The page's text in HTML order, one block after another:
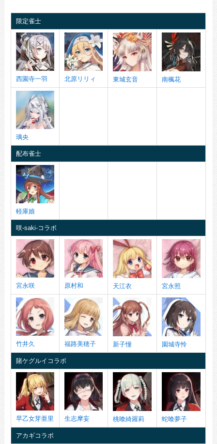
限定雀士
西園寺一羽 北原リリィ 東城玄音 南楓花
璃央
配布雀士
軽庫娘
咲-saki-コラボ
宮永咲 原村和 天江衣 宮永照
竹井久 福路美穂子 新子憧 園城寺怜
賭ケグルイコラボ
早乙女芽亜里 生志摩妄 桃喰綺羅莉 蛇喰夢子
アカギコラボ